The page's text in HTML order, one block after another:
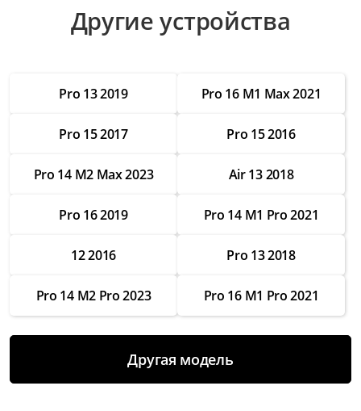
от 2 500 ₽
Настройка операционной системы
от 3 500 ₽
от 3 500 ₽
Замена SSD
Замена HDD
Другие устройства
Pro 13 2019 Pro 16 M1 Max 2021
Pro 15 2017 Pro 15 2016
Pro 14 M2 Max 2023 Air 13 2018
Pro 16 2019 Pro 14 M1 Pro 2021
12 2016 Pro 13 2018
Pro 14 M2 Pro 2023 Pro 16 M1 Pro 2021
Другая модель